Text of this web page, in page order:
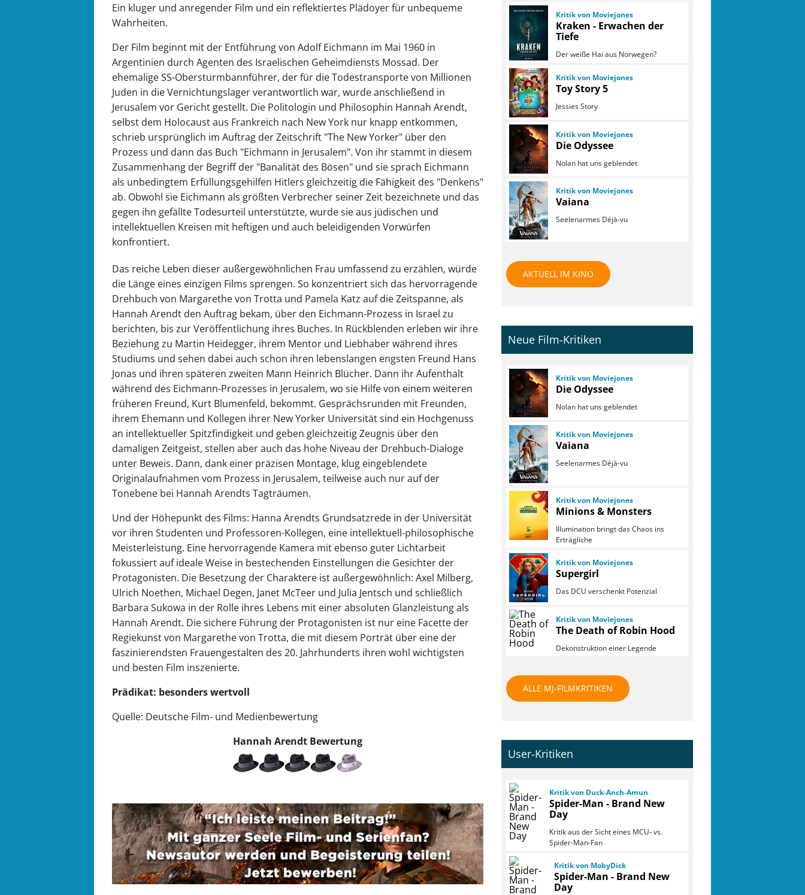
Ein kluger und anregender Film und ein reflektiertes Plädoyer für unbequeme
Wahrheiten.
Der Film beginnt mit der Entführung von Adolf Eichmann im Mai 1960 in
Argentinien durch Agenten des Israelischen Geheimdiensts Mossad. Der
ehemalige SS-Obersturmbannführer, der für die Todestransporte von Millionen
Juden in die Vernichtungslager verantwortlich war, wurde anschließend in
Jerusalem vor Gericht gestellt. Die Politologin und Philosophin Hannah Arendt,
selbst dem Holocaust aus Frankreich nach New York nur knapp entkommen,
schrieb ursprünglich im Auftrag der Zeitschrift "The New Yorker" über den
Prozess und dann das Buch "Eichmann in Jerusalem". Von ihr stammt in diesem
Zusammenhang der Begriff der "Banalität des Bösen" und sie sprach Eichmann
als unbedingtem Erfüllungsgehilfen Hitlers gleichzeitig die Fähigkeit des "Denkens"
ab. Obwohl sie Eichmann als größten Verbrecher seiner Zeit bezeichnete und das
gegen ihn gefällte Todesurteil unterstützte, wurde sie aus jüdischen und
intellektuellen Kreisen mit heftigen und auch beleidigenden Vorwürfen
konfrontiert.
Das reiche Leben dieser außergewöhnlichen Frau umfassend zu erzählen, würde
die Länge eines einzigen Films sprengen. So konzentriert sich das hervorragende
Drehbuch von Margarethe von Trotta und Pamela Katz auf die Zeitspanne, als
Hannah Arendt den Auftrag bekam, über den Eichmann-Prozess in Israel zu
berichten, bis zur Veröffentlichung ihres Buches. In Rückblenden erleben wir ihre
Beziehung zu Martin Heidegger, ihrem Mentor und Liebhaber während ihres
Studiums und sehen dabei auch schon ihren lebenslangen engsten Freund Hans
Jonas und ihren späteren zweiten Mann Heinrich Blücher. Dann ihr Aufenthalt
während des Eichmann-Prozesses in Jerusalem, wo sie Hilfe von einem weiteren
früheren Freund, Kurt Blumenfeld, bekommt. Gesprächsrunden mit Freunden,
ihrem Ehemann und Kollegen ihrer New Yorker Universität sind ein Hochgenuss
an intellektueller Spitzfindigkeit und geben gleichzeitig Zeugnis über den
damaligen Zeitgeist, stellen aber auch das hohe Niveau der Drehbuch-Dialoge
unter Beweis. Dann, dank einer präzisen Montage, klug eingeblendete
Originalaufnahmen vom Prozess in Jerusalem, teilweise auch nur auf der
Tonebene bei Hannah Arendts Tagträumen.
Und der Höhepunkt des Films: Hanna Arendts Grundsatzrede in der Universität
vor ihren Studenten und Professoren-Kollegen, eine intellektuell-philosophische
Meisterleistung. Eine hervorragende Kamera mit ebenso guter Lichtarbeit
fokussiert auf ideale Weise in bestechenden Einstellungen die Gesichter der
Protagonisten. Die Besetzung der Charaktere ist außergewöhnlich: Axel Milberg,
Ulrich Noethen, Michael Degen, Janet McTeer und Julia Jentsch und schließlich
Barbara Sukowa in der Rolle ihres Lebens mit einer absoluten Glanzleistung als
Hannah Arendt. Die sichere Führung der Protagonisten ist nur eine Facette der
Regiekunst von Margarethe von Trotta, die mit diesem Porträt über eine der
faszinierendsten Frauengestalten des 20. Jahrhunderts ihren wohl wichtigsten
und besten Film inszenierte.
Prädikat: besonders wertvoll
Quelle: Deutsche Film- und Medienbewertung
Hannah ArendtBewertung
Kritik von Moviejones
Kraken - Erwachen der
Tiefe
Der weiße Hai aus Norwegen?
Kritik von Moviejones
Toy Story 5
Jessies Story
Kritik von Moviejones
Die Odyssee
Nolan hat uns geblendet
Kritik von Moviejones
Vaiana
Seelenarmes Déjà-vu
AKTUELL IM KINO
Neue Film-Kritiken
Kritik von Moviejones
Die Odyssee
Nolan hat uns geblendet
Kritik von Moviejones
Vaiana
Seelenarmes Déjà-vu
Kritik von Moviejones
Minions & Monsters
Illumination bringt das Chaos ins
Erträgliche
Kritik von Moviejones
Supergirl
Das DCU verschenkt Potenzial
Kritik von Moviejones
The Death of Robin Hood
Dekonstruktion einer Legende
ALLE MJ-FILMKRITIKEN
User-Kritiken
Kritik von Duck-Anch-Amun
Spider-Man - Brand New
Day
Kritik aus der Sicht eines MCU- vs.
Spider-Man-Fan
Kritik von MobyDick
Spider-Man - Brand New
Day